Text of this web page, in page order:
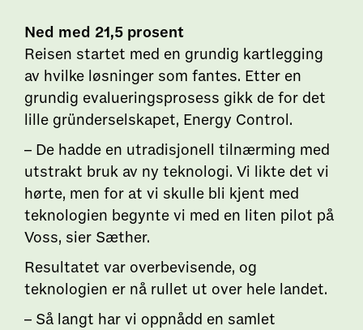
Ned med 21,5 prosent
Reisen startet med en grundig kartlegging
av hvilke løsninger som fantes. Etter en
grundig evalueringsprosess gikk de for det
lille gründerselskapet, Energy Control.
– De hadde en utradisjonell tilnærming med
utstrakt bruk av ny teknologi. Vi likte det vi
hørte, men for at vi skulle bli kjent med
teknologien begynte vi med en liten pilot på
Voss, sier Sæther.
Resultatet var overbevisende, og
teknologien er nå rullet ut over hele landet.
– Så langt har vi oppnådd en samlet